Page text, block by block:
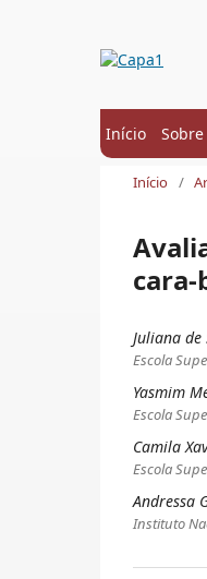
Início Sobre
Início /
Juliana de
Escola
Yasmim
Escola
Camila
Escola
Andressa
Instituto